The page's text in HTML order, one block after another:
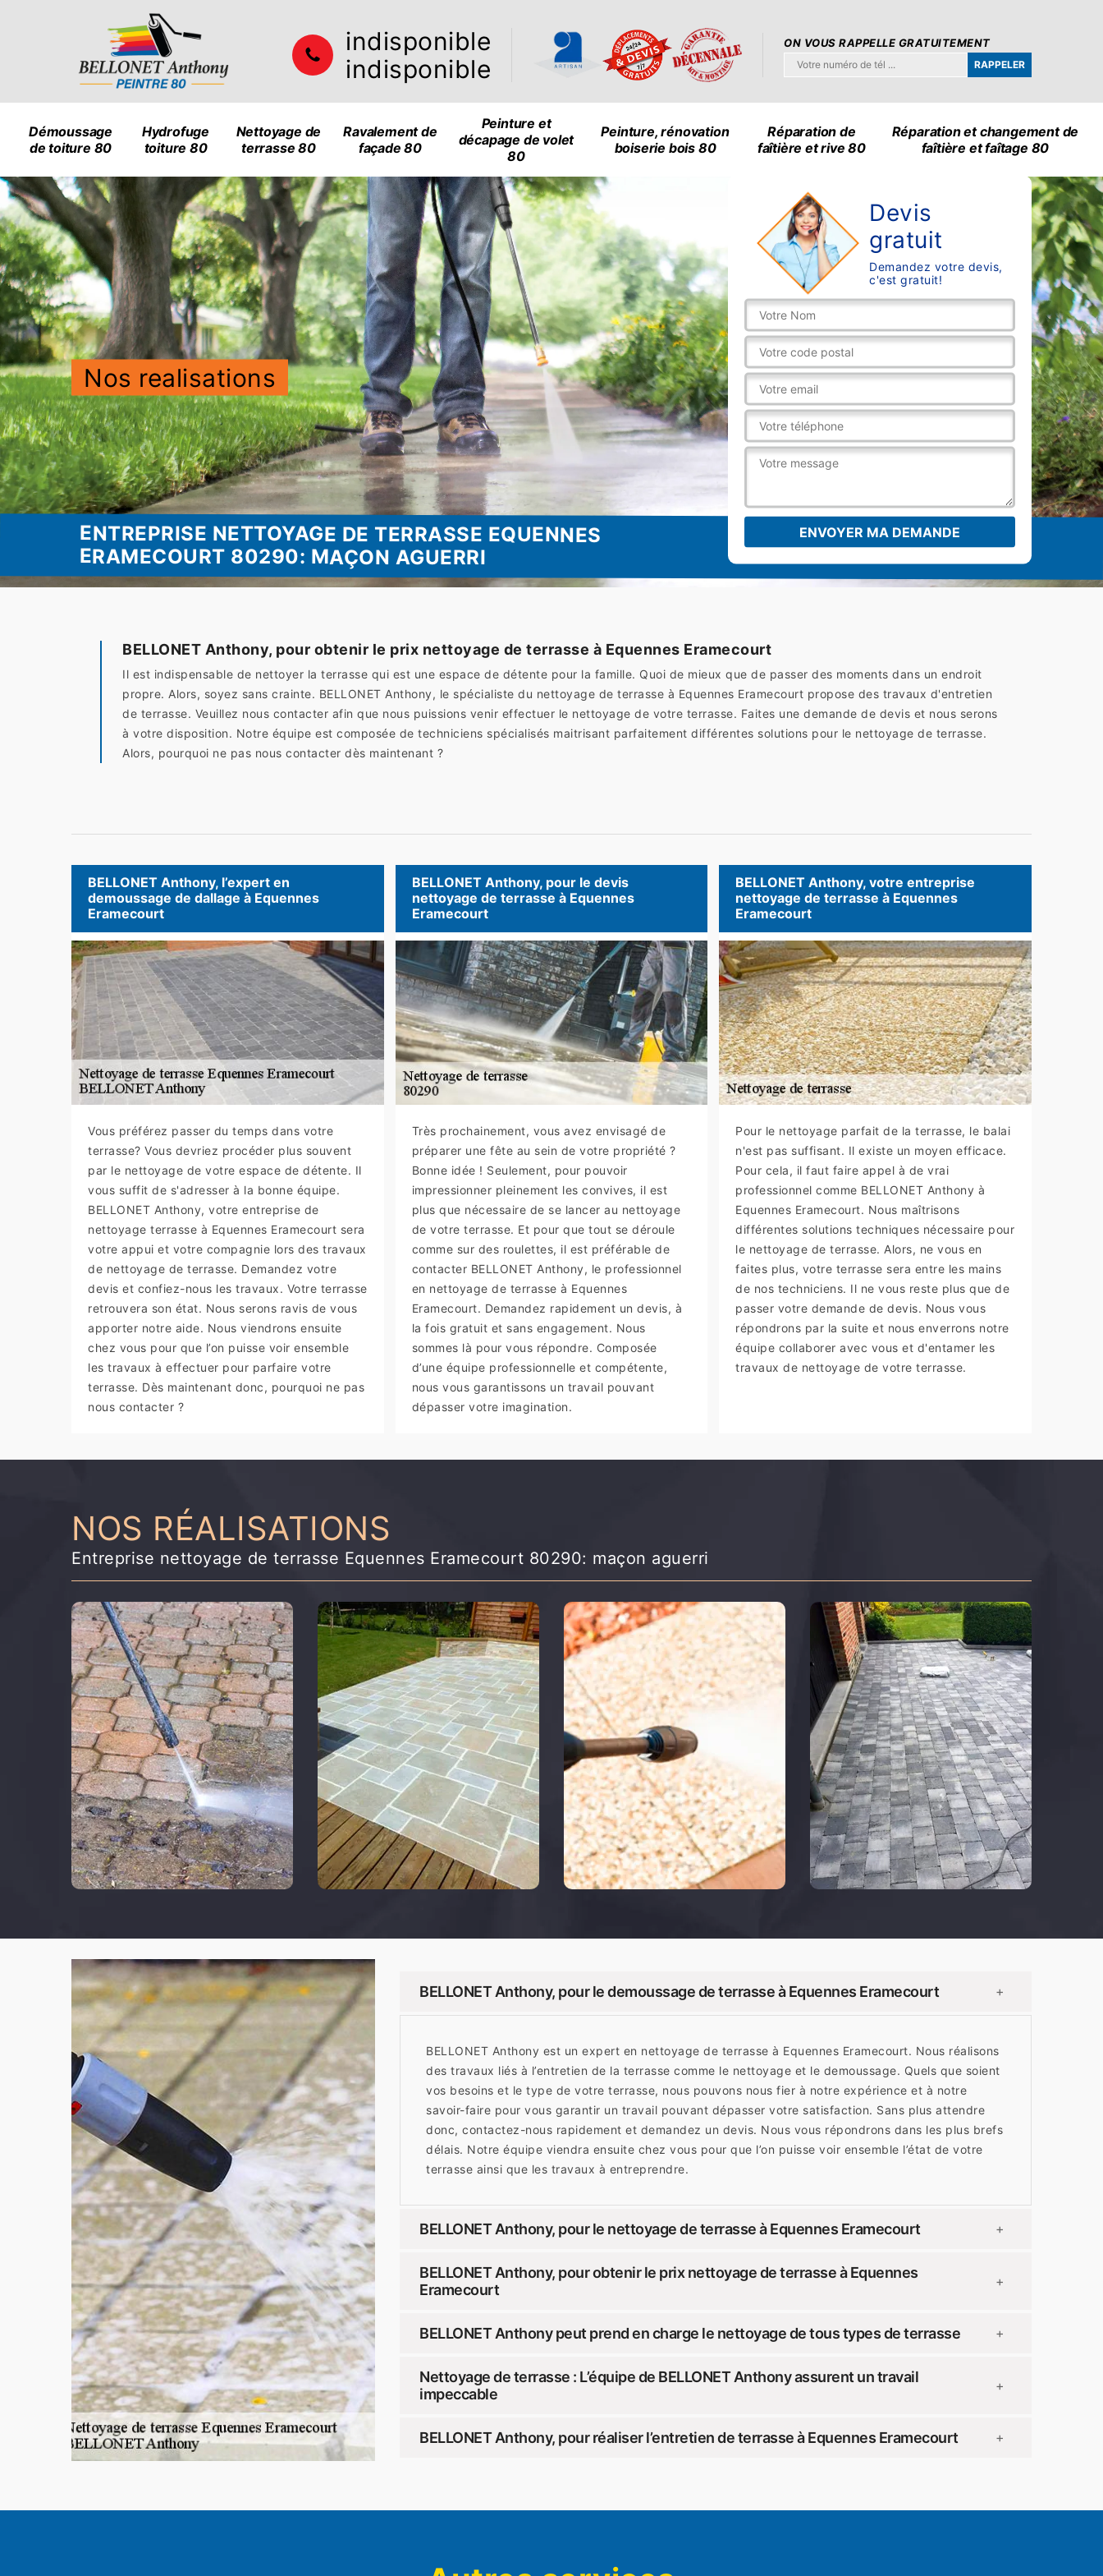
indisponible
indisponible
ON VOUS RAPPELLE GRATUITEMENT
Démoussage
de toiture 80
Hydrofuge
toiture 80
Nettoyage de
terrasse 80
Ravalement de
façade 80
Peinture et
décapage de volet
80
Peinture, rénovation
boiserie bois 80
Réparation de
faîtière et rive 80
Réparation et changement de
faîtière et faîtage 80
Nos realisations
Devis
gratuit
Demandez votre devis,
c'est gratuit!
ENTREPRISE NETTOYAGE DE TERRASSE EQUENNES
ERAMECOURT 80290: MAÇON AGUERRI
BELLONET Anthony, pour obtenir le prix nettoyage de terrasse à Equennes Eramecourt
Il est indispensable de nettoyer la terrasse qui est une espace de détente pour la famille. Quoi de mieux que de passer des moments dans un endroit
propre. Alors, soyez sans crainte. BELLONET Anthony, le spécialiste du nettoyage de terrasse à Equennes Eramecourt propose des travaux d'entretien
de terrasse. Veuillez nous contacter afin que nous puissions venir effectuer le nettoyage de votre terrasse. Faites une demande de devis et nous serons
à votre disposition. Notre équipe est composée de techniciens spécialisés maitrisant parfaitement différentes solutions pour le nettoyage de terrasse.
Alors, pourquoi ne pas nous contacter dès maintenant ?
BELLONET Anthony, l’expert en
demoussage de dallage à Equennes
Eramecourt
Vous préférez passer du temps dans votre
terrasse? Vous devriez procéder plus souvent
par le nettoyage de votre espace de détente. Il
vous suffit de s'adresser à la bonne équipe.
BELLONET Anthony, votre entreprise de
nettoyage terrasse à Equennes Eramecourt sera
votre appui et votre compagnie lors des travaux
de nettoyage de terrasse. Demandez votre
devis et confiez-nous les travaux. Votre terrasse
retrouvera son état. Nous serons ravis de vous
apporter notre aide. Nous viendrons ensuite
chez vous pour que l’on puisse voir ensemble
les travaux à effectuer pour parfaire votre
terrasse. Dès maintenant donc, pourquoi ne pas
nous contacter ?
BELLONET Anthony, pour le devis
nettoyage de terrasse à Equennes
Eramecourt
Très prochainement, vous avez envisagé de
préparer une fête au sein de votre propriété ?
Bonne idée ! Seulement, pour pouvoir
impressionner pleinement les convives, il est
plus que nécessaire de se lancer au nettoyage
de votre terrasse. Et pour que tout se déroule
comme sur des roulettes, il est préférable de
contacter BELLONET Anthony, le professionnel
en nettoyage de terrasse à Equennes
Eramecourt. Demandez rapidement un devis, à
la fois gratuit et sans engagement. Nous
sommes là pour vous répondre. Composée
d’une équipe professionnelle et compétente,
nous vous garantissons un travail pouvant
dépasser votre imagination.
BELLONET Anthony, votre entreprise
nettoyage de terrasse à Equennes
Eramecourt
Pour le nettoyage parfait de la terrasse, le balai
n'est pas suffisant. Il existe un moyen efficace.
Pour cela, il faut faire appel à de vrai
professionnel comme BELLONET Anthony à
Equennes Eramecourt. Nous maîtrisons
différentes solutions techniques nécessaire pour
le nettoyage de terrasse. Alors, ne vous en
faites plus, votre terrasse sera entre les mains
de nos techniciens. Il ne vous reste plus que de
passer votre demande de devis. Nous vous
répondrons par la suite et nous enverrons notre
équipe collaborer avec vous et d'entamer les
travaux de nettoyage de votre terrasse.
NOS RÉALISATIONS
Entreprise nettoyage de terrasse Equennes Eramecourt 80290: maçon aguerri
BELLONET Anthony, pour le demoussage de terrasse à Equennes Eramecourt +
BELLONET Anthony est un expert en nettoyage de terrasse à Equennes Eramecourt. Nous réalisons
des travaux liés à l’entretien de la terrasse comme le nettoyage et le demoussage. Quels que soient
vos besoins et le type de votre terrasse, nous pouvons nous fier à notre expérience et à notre
savoir-faire pour vous garantir un travail pouvant dépasser votre satisfaction. Sans plus attendre
donc, contactez-nous rapidement et demandez un devis. Nous vous répondrons dans les plus brefs
délais. Notre équipe viendra ensuite chez vous pour que l’on puisse voir ensemble l’état de votre
terrasse ainsi que les travaux à entreprendre.
BELLONET Anthony, pour le nettoyage de terrasse à Equennes Eramecourt +
BELLONET Anthony, pour obtenir le prix nettoyage de terrasse à Equennes
Eramecourt
+
BELLONET Anthony peut prend en charge le nettoyage de tous types de terrasse +
Nettoyage de terrasse : L’équipe de BELLONET Anthony assurent un travail
impeccable
+
BELLONET Anthony, pour réaliser l’entretien de terrasse à Equennes Eramecourt +